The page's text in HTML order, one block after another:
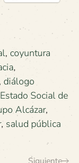
, coyuntura
,
, diálogo
Estado Social de
Alcázar,
, salud pública